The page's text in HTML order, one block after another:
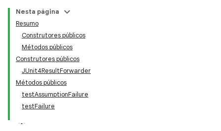
Nesta página
Resumo
Construtores públicos
Métodos públicos
Construtores públicos
JUnit4ResultForwarder
Métodos públicos
testAssumptionFailure
testFailure